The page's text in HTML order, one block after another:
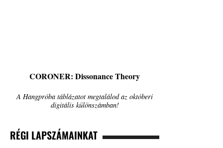
CORONER: Dissonance Theory
A Hangpróba táblázatot megtalálod az októberi
digitális különszámban!
RÉGI LAPSZÁMAINKAT